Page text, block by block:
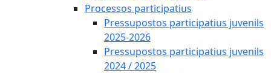
Processos participatius
Pressupostos participatius juvenils
2025-2026
Pressupostos participatius juvenils
2024 / 2025